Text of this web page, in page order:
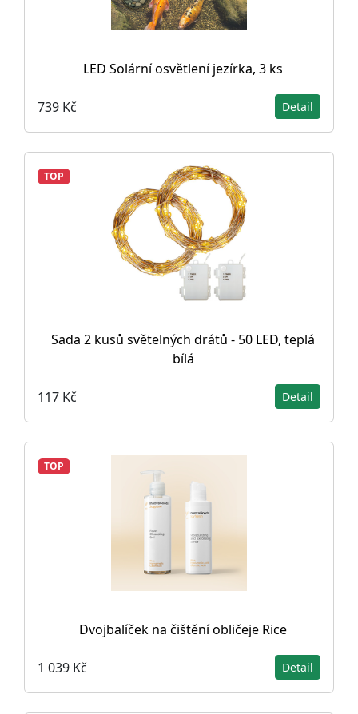
LED Solární osvětlení jezírka, 3 ks
739 Kč Detail
TOP
Sada 2 kusů světelných drátů - 50 LED, teplá
bílá
117 Kč Detail
TOP
Dvojbalíček na čištění obličeje Rice
1 039 Kč Detail